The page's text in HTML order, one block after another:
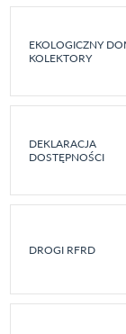
EKOLOGICZNY
KOLEKTORY
DEKLARACJA
DOSTĘPNOŚCI
DROGI RFRD